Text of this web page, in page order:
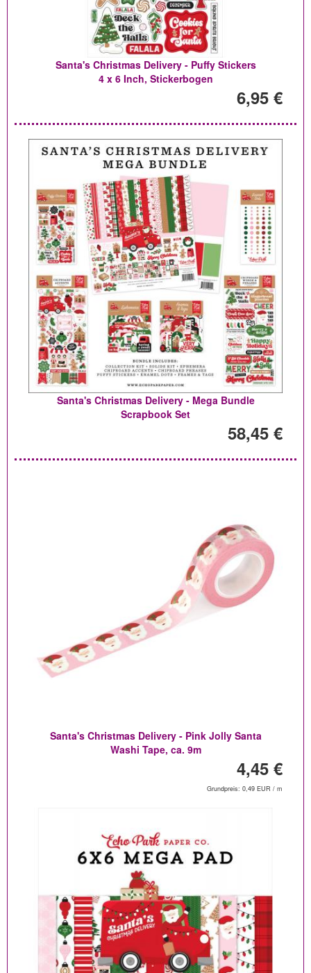
Santa's Christmas Delivery - Puffy Stickers
4 x 6 Inch, Stickerbogen
6,95 €
Santa's Christmas Delivery - Mega Bundle
Scrapbook Set
58,45 €
Santa's Christmas Delivery - Pink Jolly Santa
Washi Tape, ca. 9m
4,45 €
Grundpreis: 0,49 EUR / m